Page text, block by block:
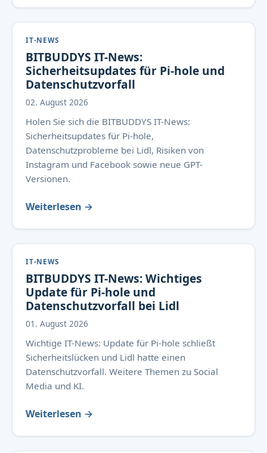
IT-NEWS
BITBUDDYS IT-News:
Sicherheitsupdates für Pi-hole und
Datenschutzvorfall
02. August 2026
Holen Sie sich die BITBUDDYS IT-News:
Sicherheitsupdates für Pi-hole,
Datenschutzprobleme bei Lidl, Risiken von
Instagram und Facebook sowie neue GPT-
Versionen.
Weiterlesen →
IT-NEWS
BITBUDDYS IT-News: Wichtiges
Update für Pi-hole und
Datenschutzvorfall bei Lidl
01. August 2026
Wichtige IT-News: Update für Pi-hole schließt
Sicherheitslücken und Lidl hatte einen
Datenschutzvorfall. Weitere Themen zu Social
Media und KI.
Weiterlesen →